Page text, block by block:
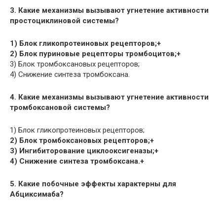
3. Какие механизмы вызывают угнетение активности
простоциклиновой системы?
1) Блок гликопротеиновых рецепторов;+
2) Блок пуриновые рецепторы тромбоцитов;+
3) Блок тромбоксановых рецепторов;
4) Снижение синтеза тромбоксана.
4. Какие механизмы вызывают угнетение активности
тромбоксановой системы?
1) Блок гликопротеиновых рецепторов;
2) Блок тромбоксановых рецепторов;+
3) Ингибиторование циклооксигеназы;+
4) Снижение синтеза тромбоксана.+
5. Какие побочные эффекты характерны для
Абциксимаба?